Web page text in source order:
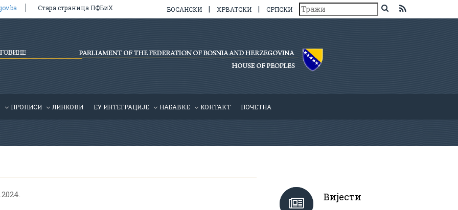
Стара страница ПФБиХ БОСАНСКИ | ХРВАТСКИ | СРПСКИ
ПРОПИСИ ЛИНКОВИ ЕУ ИНТЕГРАЦИЈЕ HАБАВКЕ КОНТАКТ ПОЧЕТНА
Вијести